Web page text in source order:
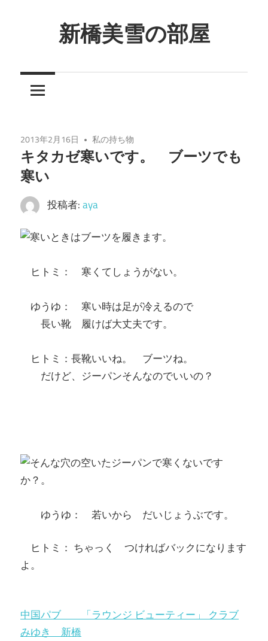
ツ
ッ
プ
新橋美雪の部屋
ん
し
た
癒
し
の
空
2013年2月16日 私の持ち物
キタカゼ寒いです。 ブーツでも
寒い
投稿者:aya
ヒトミ： 寒くてしょうがない。
ゆうゆ： 寒い時は足が冷えるので
長い靴 履けば大丈夫です。
ヒトミ：長靴いいね。 ブーツね。
だけど、ジーパンそんなのでいいの？
ゆうゆ： 若いから だいじょうぶです。
ヒトミ： ちゃっく つければバックになります
よ。
中国パブ 「ラウンジ ビューティー」 クラブ
みゆき 新橋